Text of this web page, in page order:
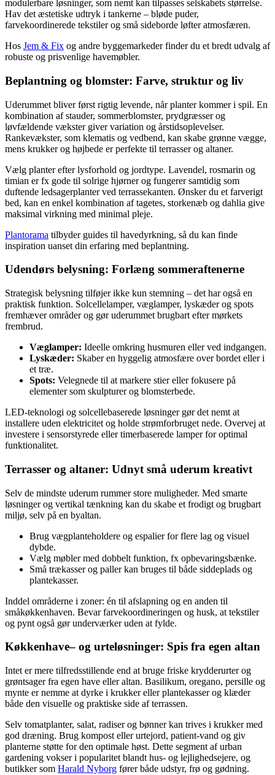
modulerbare løsninger, som nemt kan tilpasses selskabets størrelse.
Hav det æstetiske udtryk i tankerne – bløde puder,
farvekoordinerede tekstiler og små sideborde løfter atmosfæren.
Hos Jem & Fix og andre byggemarkeder finder du et bredt udvalg af
robuste og prisvenlige havemøbler.
Beplantning og blomster: Farve, struktur og liv
Uderummet bliver først rigtig levende, når planter kommer i spil. En
kombination af stauder, sommerblomster, prydgræsser og
løvfældende vækster giver variation og årstidsoplevelser.
Rankevækster, som klematis og vedbend, kan skabe grønne vægge,
mens krukker og højbede er perfekte til terrasser og altaner.
Vælg planter efter lysforhold og jordtype. Lavendel, rosmarin og
timian er fx gode til solrige hjørner og fungerer samtidig som
duftende ledsagerplanter ved terrassekanten. Ønsker du et farverigt
bed, kan en enkel kombination af tagetes, storkenæb og dahlia give
maksimal virkning med minimal pleje.
Plantorama tilbyder guides til havedyrkning, så du kan finde
inspiration uanset din erfaring med beplantning.
Udendørs belysning: Forlæng sommeraftenerne
Strategisk belysning tilføjer ikke kun stemning – det har også en
praktisk funktion. Solcellelamper, væglamper, lyskæder og spots
fremhæver områder og gør uderummet brugbart efter mørkets
frembrud.
Væglamper: Ideelle omkring husmuren eller ved indgangen.
Lyskæder: Skaber en hyggelig atmosfære over bordet eller i
et træ.
Spots: Velegnede til at markere stier eller fokusere på
elementer som skulpturer og blomsterbede.
LED-teknologi og solcellebaserede løsninger gør det nemt at
installere uden elektricitet og holde strømforbruget nede. Overvej at
investere i sensorstyrede eller timerbaserede lamper for optimal
funktionalitet.
Terrasser og altaner: Udnyt små uderum kreativt
Selv de mindste uderum rummer store muligheder. Med smarte
løsninger og vertikal tænkning kan du skabe et frodigt og brugbart
miljø, selv på en byaltan.
Brug vægplanteholdere og espalier for flere lag og visuel
dybde.
Vælg møbler med dobbelt funktion, fx opbevaringsbænke.
Små trækasser og paller kan bruges til både siddeplads og
plantekasser.
Inddel områderne i zoner: én til afslapning og en anden til
småkøkkenhaven. Bevar farvekoordineringen og husk, at tekstiler
og pynt også gør underværker uden at fylde.
Køkkenhave– og urteløsninger: Spis fra egen altan
Intet er mere tilfredsstillende end at bruge friske krydderurter og
grøntsager fra egen have eller altan. Basilikum, oregano, persille og
mynte er nemme at dyrke i krukker eller plantekasser og klæder
både den visuelle og praktiske side af terrassen.
Selv tomatplanter, salat, radiser og bønner kan trives i krukker med
god dræning. Brug kompost eller urtejord, patient-vand og giv
planterne støtte for den optimale høst. Dette segment af urban
gardening vokser i popularitet blandt hus- og lejlighedsejere, og
butikker som Harald Nyborg fører både udstyr, frø og gødning.